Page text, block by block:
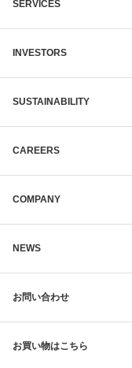
SERVICES
INVESTORS
SUSTAINABILITY
CAREERS
COMPANY
NEWS
お問い合わせ
お買い物はこちら